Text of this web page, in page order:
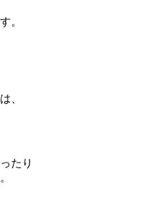
。
、
たり